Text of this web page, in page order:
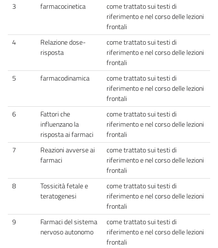
3
farmacocinetica
come trattato sui testi di
riferimento e nel corso delle lezioni
frontali
4
Relazione dose-
risposta
come trattato sui testi di
riferimento e nel corso delle lezioni
frontali
5
farmacodinamica
come trattato sui testi di
riferimento e nel corso delle lezioni
frontali
6
Fattori che
influenzano la
risposta ai farmaci
come trattato sui testi di
riferimento e nel corso delle lezioni
frontali
7
Reazioni avverse ai
farmaci
come trattato sui testi di
riferimento e nel corso delle lezioni
frontali
8
Tossicità fetale e
teratogenesi
come trattato sui testi di
riferimento e nel corso delle lezioni
frontali
9
Farmaci del sistema
nervoso autonomo
come trattato sui testi di
riferimento e nel corso delle lezioni
frontali